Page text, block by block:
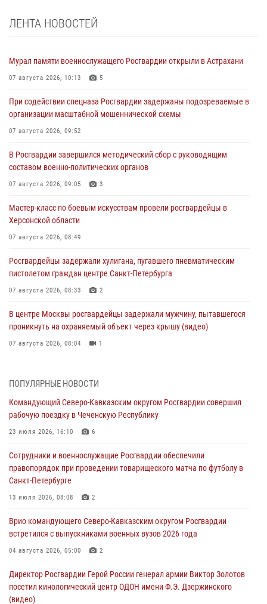
ЛЕНТА НОВОСТЕЙ
Мурал памяти военнослужащего Росгвардии открыли в Астрахани
07 августа 2026, 10:13 5
При содействии спецназа Росгвардии задержаны подозреваемые в
организации масштабной мошеннической схемы
07 августа 2026, 09:52
В Росгвардии завершился методический сбор с руководящим
составом военно-политических органов
07 августа 2026, 09:05 3
Мастер-класс по боевым искусствам провели росгвардейцы в
Херсонской области
07 августа 2026, 08:49
Росгвардейцы задержали хулигана, пугавшего пневматическим
пистолетом граждан центре Санкт-Петербурга
07 августа 2026, 08:33 2
В центре Москвы росгвардейцы задержали мужчину, пытавшегося
проникнуть на охраняемый объект через крышу (видео)
07 августа 2026, 08:04 1
специальной военной операции, переданы специальные
07 августа 2026, 07:53
При содействии СОБР Росгвардии в Иркутской области задержаны
07 августа 2026, 07:51
Завершился чемпионат Сибирского ордена Жукова округа
Росгвардии по служебно-боевой стрельбе
Застрявшую в плуге трактора мину уничтожили росгвардейцы на
Кубани
ПОПУЛЯРНЫЕ НОВОСТИ
Командующий Северо-Кавказским округом Росгвардии совершил
рабочую поездку в Чеченскую Республику
23 июля 2026, 16:10 6
Сотрудники и военнослужащие Росгвардии обеспечили
правопорядок при проведении товарищеского матча по футболу в
Санкт-Петербурге
13 июля 2026, 08:08 2
Врио командующего Северо-Кавказским округом Росгвардии
встретился с выпускниками военных вузов 2026 года
04 августа 2026, 05:00 2
Директор Росгвардии Герой России генерал армии Виктор Золотов
посетил кинологический центр ОДОН имени Ф.Э. Дзержинского
(видео)